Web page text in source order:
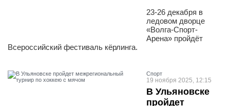
23-26 декабря в
ледовом дворце
«Волга-Спорт-
Арена» пройдёт
Всероссийский фестиваль кёрлинга.
Спорт
19 ноября 2025, 12:15
В Ульяновске
пройдет